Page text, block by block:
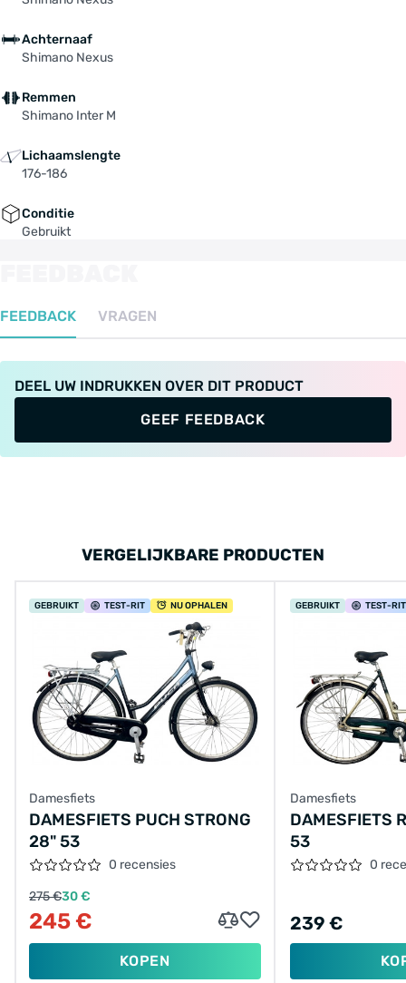
Achternaaf
Shimano Nexus
Remmen
Shimano Inter M
Lichaamslengte
176-186
Conditie
Gebruikt
FEEDBACK VRAGEN
DEEL UW INDRUKKEN OVER DIT PRODUCT
GEEF FEEDBACK
VERGELIJKBARE PRODUCTEN
GEBRUIKT TEST-RIT NU OPHALEN
Damesfiets
DAMESFIETS PUCH STRONG
28" 53
0 recensies
275 €30 €
245 €
KOPEN
GEBRUIKT TEST-RIT
Damesfiets
DAMESFIETS
53
0
239 €